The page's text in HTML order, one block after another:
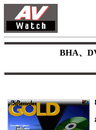
BHA、